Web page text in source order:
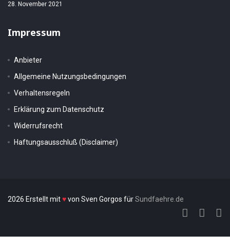
28. November 2021
Impressum
Anbieter
Allgemeine Nutzungsbedingungen
Verhaltensregeln
Erklärung zum Datenschutz
Widerrufsrecht
Haftungsausschluß (Disclaimer)
2026 Erstellt mit♥von Sven Gorgos fürSundfaehre.de